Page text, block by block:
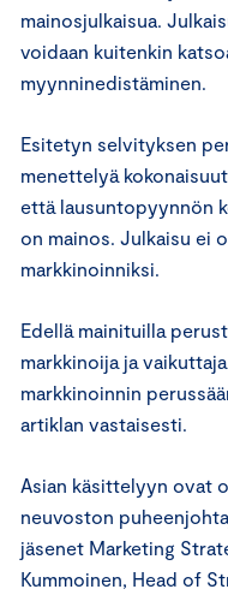
mainosjulkaisua.
voidaan kuitenkin
myynninedistäminen.
Esitetyn selvityksen
menettelyä
että lausuntopyynnön
on mainos. Julkaisu ei
markkinoinniksi.
Edellä mainituilla
markkinoija ja
markkinoinnin
artiklan vastaisesti.
Asian käsittelyyn ovat
neuvoston
jäsenet Marketing
Kummoinen, Head of